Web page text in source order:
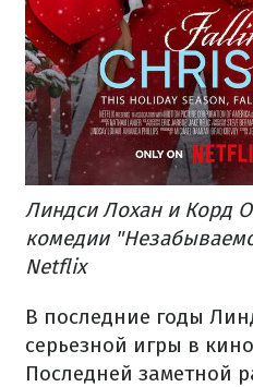
Линдси Лохан и Корд
комедии
Netflix
В последние годы
серьезной игры в
Последней заметной